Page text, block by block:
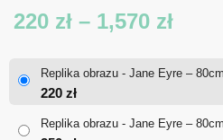
220 zł – 1,570 zł
220
Replika obrazu - Jane Eyre –
220 zł
Replika obrazu - Jane Eyre –